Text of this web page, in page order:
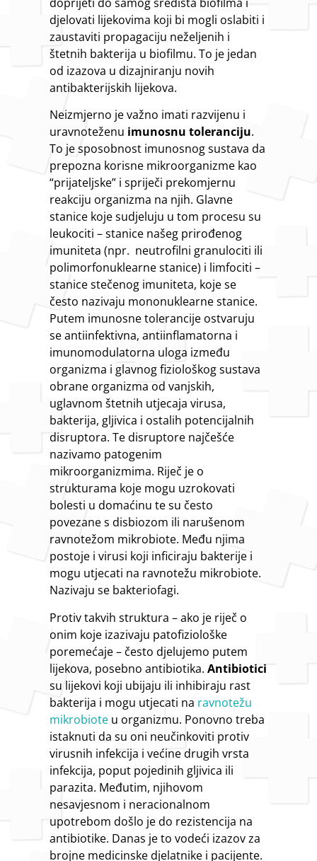
djelovati lijekovima koji bi mogli oslabiti i
zaustaviti propagaciju neželjenih i
štetnih bakterija u biofilmu. To je jedan
od izazova u dizajniranju novih
antibakterijskih lijekova.
Neizmjerno je važno imati razvijenu i
uravnoteženu imunosnu toleranciju.
To je sposobnost imunosnog sustava da
prepozna korisne mikroorganizme kao
“prijateljske” i spriječi prekomjernu
reakciju organizma na njih. Glavne
stanice koje sudjeluju u tom procesu su
leukociti – stanice našeg prirođenog
imuniteta (npr. neutrofilni granulociti ili
polimorfonuklearne stanice) i limfociti –
stanice stečenog imuniteta, koje se
često nazivaju mononuklearne stanice.
Putem imunosne tolerancije ostvaruju
se antiinfektivna, antiinflamatorna i
imunomodulatorna uloga između
organizma i glavnog fiziološkog sustava
obrane organizma od vanjskih,
uglavnom štetnih utjecaja virusa,
bakterija, gljivica i ostalih potencijalnih
disruptora. Te disruptore najčešće
nazivamo patogenim
mikroorganizmima. Riječ je o
strukturama koje mogu uzrokovati
bolesti u domaćinu te su često
povezane s disbiozom ili narušenom
ravnotežom mikrobiote. Među njima
postoje i virusi koji inficiraju bakterije i
mogu utjecati na ravnotežu mikrobiote.
Nazivaju se bakteriofagi.
Protiv takvih struktura – ako je riječ o
onim koje izazivaju patofiziološke
poremećaje – često djelujemo putem
lijekova, posebno antibiotika.Antibiotici
su lijekovi koji ubijaju ili inhibiraju rast
bakterija i mogu utjecati na ravnotežu
mikrobiote u organizmu. Ponovno treba
istaknuti da su oni neučinkoviti protiv
virusnih infekcija i većine drugih vrsta
infekcija, poput pojedinih gljivica ili
parazita. Međutim, njihovom
nesavjesnom i neracionalnom
upotrebom došlo je do rezistencija na
antibiotike. Danas je to vodeći izazov za
brojne medicinske djelatnike i pacijente.